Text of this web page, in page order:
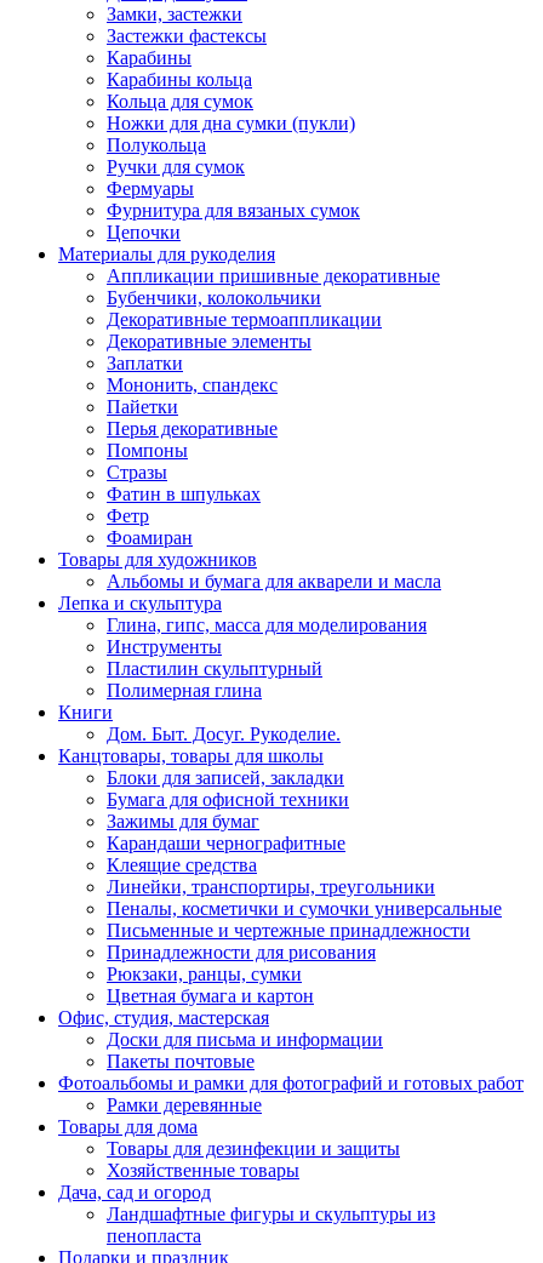
Замки, застежки
Застежки фастексы
Карабины
Карабины кольца
Кольца для сумок
Ножки для дна сумки (пукли)
Полукольца
Ручки для сумок
Фермуары
Фурнитура для вязаных сумок
Цепочки
Материалы для рукоделия
Аппликации пришивные декоративные
Бубенчики, колокольчики
Декоративные термоаппликации
Декоративные элементы
Заплатки
Мононить, спандекс
Пайетки
Перья декоративные
Помпоны
Стразы
Фатин в шпульках
Фетр
Фоамиран
Товары для художников
Альбомы и бумага для акварели и масла
Лепка и скульптура
Глина, гипс, масса для моделирования
Инструменты
Пластилин скульптурный
Полимерная глина
Книги
Дом. Быт. Досуг. Рукоделие.
Канцтовары, товары для школы
Блоки для записей, закладки
Бумага для офисной техники
Зажимы для бумаг
Карандаши чернографитные
Клеящие средства
Линейки, транспортиры, треугольники
Пеналы, косметички и сумочки универсальные
Письменные и чертежные принадлежности
Принадлежности для рисования
Рюкзаки, ранцы, сумки
Цветная бумага и картон
Офис, студия, мастерская
Доски для письма и информации
Пакеты почтовые
Фотоальбомы и рамки для фотографий и готовых работ
Рамки деревянные
Товары для дома
Товары для дезинфекции и защиты
Хозяйственные товары
Дача, сад и огород
Ландшафтные фигуры и скульптуры из
пенопласта
Подарки и праздник